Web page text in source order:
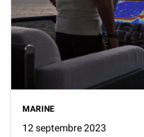
MARINE
12 septembre 2023